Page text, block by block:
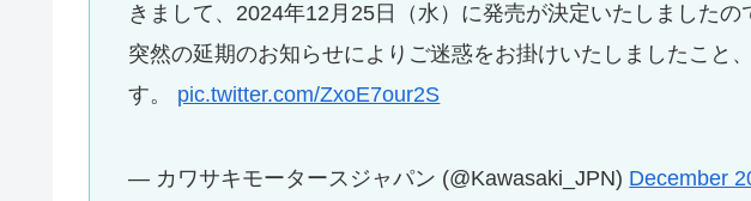
きまして、2024年12月25日（水）に発売が決定いたしましたの
突然の延期のお知らせによりご迷惑をお掛けいたしましたこと
す。 pic.twitter.com/ZxoE7our2S
— カワサキモータースジャパン (@Kawasaki_JPN) December